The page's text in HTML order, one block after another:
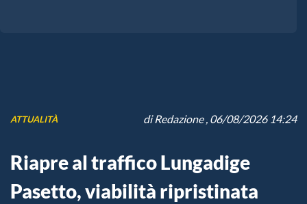
ATTUALITÀ diRedazione, 06/08/2026 14:24
Riapre al traffico Lungadige
Pasetto, viabilità ripristinata